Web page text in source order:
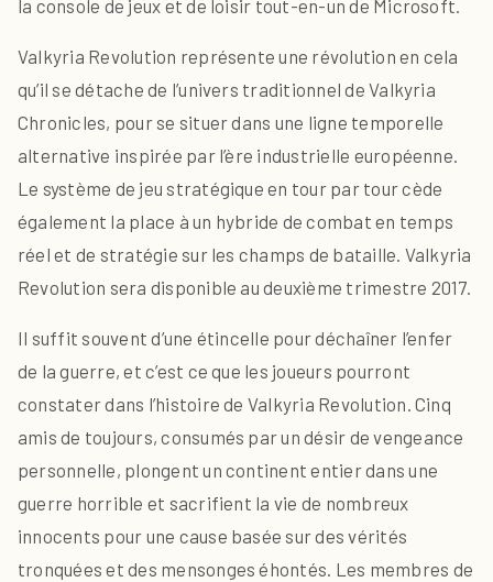
la console de jeux et de loisir tout-en-un de Microsoft.
Valkyria Revolution représente une révolution en cela
qu’il se détache de l’univers traditionnel de Valkyria
Chronicles, pour se situer dans une ligne temporelle
alternative inspirée par l’ère industrielle européenne.
Le système de jeu stratégique en tour par tour cède
également la place à un hybride de combat en temps
réel et de stratégie sur les champs de bataille. Valkyria
Revolution sera disponible au deuxième trimestre 2017.
Il suffit souvent d’une étincelle pour déchaîner l’enfer
de la guerre, et c’est ce que les joueurs pourront
constater dans l’histoire de Valkyria Revolution. Cinq
amis de toujours, consumés par un désir de vengeance
personnelle, plongent un continent entier dans une
guerre horrible et sacrifient la vie de nombreux
innocents pour une cause basée sur des vérités
tronquées et des mensonges éhontés. Les membres de